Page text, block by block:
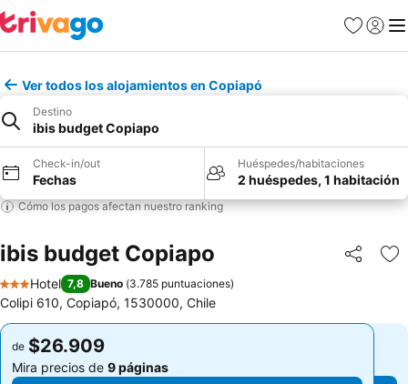
Favoritos
Iniciar
Ver todos los alojamientos en Copiapó
Destino
ibis budget Copiapo
Check-in/out
Fechas
Huéspedes/habitaciones
2 huéspedes, 1 habitación
Cómo los pagos afectan nuestro ranking
ibis budget Copiapo Compartir
3 Estrellas
Hotel 7,8 Bueno (3.785 puntuaciones)
Colipi 610, Copiapó, 1530000, Chile
de $26.909
Mira precios de 9 páginas
de $26.909
Mira precios de 9 páginas